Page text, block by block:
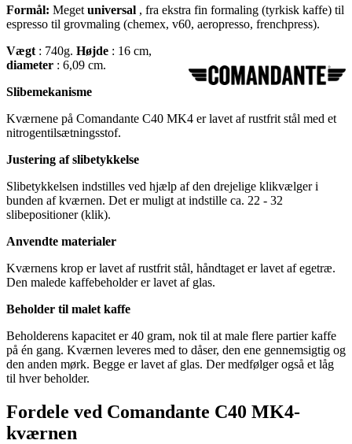
Formål: Meget universal , fra ekstra fin formaling (tyrkisk kaffe) til
espresso til grovmaling (chemex, v60, aeropresso, frenchpress).
Vægt : 740g. Højde : 16 cm,
diameter : 6,09 cm.
Slibemekanisme
Kværnene på Comandante C40 MK4 er lavet af rustfrit stål med et
nitrogentilsætningsstof.
Justering af slibetykkelse
Slibetykkelsen indstilles ved hjælp af den drejelige klikvælger i
bunden af kværnen. Det er muligt at indstille ca. 22 - 32
slibepositioner (klik).
Anvendte materialer
Kværnens krop er lavet af rustfrit stål, håndtaget er lavet af egetræ.
Den malede kaffebeholder er lavet af glas.
Beholder til malet kaffe
Beholderens kapacitet er 40 gram, nok til at male flere partier kaffe
på én gang. Kværnen leveres med to dåser, den ene gennemsigtig og
den anden mørk. Begge er lavet af glas. Der medfølger også et låg
til hver beholder.
Fordele ved Comandante C40 MK4-
kværnen